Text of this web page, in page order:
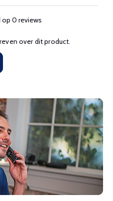
op 0 reviews
over dit product.